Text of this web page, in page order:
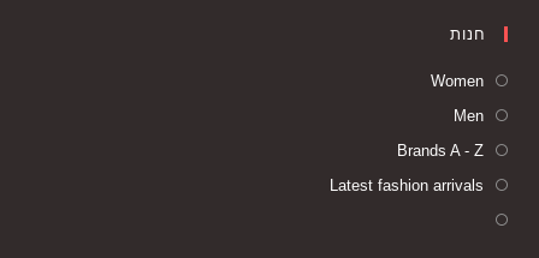
חנות
Women
Men
Brands A - Z
Latest fashion arrivals